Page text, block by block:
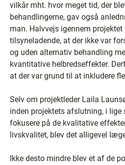
vilkår mht. hvor meget tid, der
behandlingerne, gav også
man. Halvvejs igennem
tilsyneladende, at der ikke var
og uden alternativ behandling
kvantitative helbredseffekter.
at der var grund til at inkludere
Selv om projektleder Laila
inden projektets afslutning, i lige
fokusere på de kvalitative
livskvalitet, blev det alligevel
Ikke desto mindre blev et af de